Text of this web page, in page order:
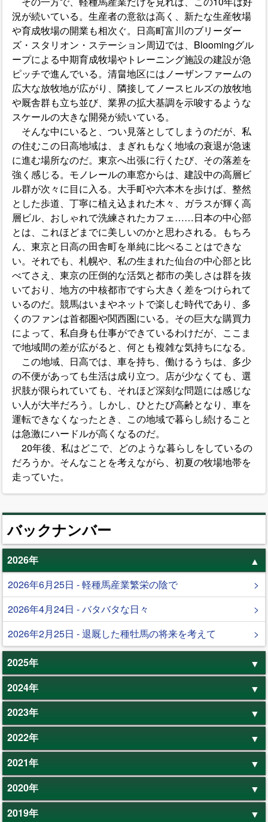
況が続いている。生産者の意欲は高く、新たな生産牧場
や育成牧場の開業も相次ぐ。日高町富川のブリーダー
ズ・スタリオン・ステーション周辺では、Bloomingグル
ープによる中期育成牧場やトレーニング施設の建設が急
ピッチで進んでいる。清畠地区にはノーザンファームの
広大な放牧地が広がり、隣接してノースヒルズの放牧地
や厩舎群も立ち並び、業界の拡大基調を示唆するような
スケールの大きな開発が続いている。
そんな中にいると、つい見落としてしまうのだが、私
の住むこの日高地域は、まぎれもなく地域の衰退が急速
に進む場所なのだ。東京へ出張に行くたび、その落差を
強く感じる。モノレールの車窓からは、建設中の高層ビ
ル群が次々に目に入る。大手町や六本木を歩けば、整然
とした歩道、丁寧に植え込まれた木々、ガラスが輝く高
層ビル、おしゃれで洗練されたカフェ……日本の中心部
とは、これほどまでに美しいのかと思わされる。もちろ
ん、東京と日高の田舎町を単純に比べることはできな
い。それでも、札幌や、私の生まれた仙台の中心部と比
べてさえ、東京の圧倒的な活気と都市の美しさは群を抜
いており、地方の中核都市ですら大きく差をつけられて
いるのだ。競馬はいまやネットで楽しむ時代であり、多
くのファンは首都圏や関西圏にいる。その巨大な購買力
によって、私自身も仕事ができているわけだが、ここま
で地域間の差が広がると、何とも複雑な気持ちになる。
この地域、日高では、車を持ち、働けるうちは、多少
の不便があっても生活は成り立つ。店が少なくても、選
択肢が限られていても、それほど深刻な問題には感じな
い人が大半だろう。しかし、ひとたび高齢となり、車を
運転できなくなったとき、この地域で暮らし続けること
は急激にハードルが高くなるのだ。
20年後、私はどこで、どのような暮らしをしているの
だろうか。そんなことを考えながら、初夏の牧場地帯を
走っていた。
バックナンバー
2026年
2026年6月25日 - 軽種馬産業繁栄の陰で
2026年4月24日 - バタバタな日々
2026年2月25日 - 退厩した種牡馬の将来を考えて
2025年
2024年
2023年
2022年
2021年
2020年
2019年